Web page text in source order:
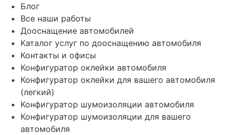
Блог
Все наши работы
Дооснащение автомобилей
Каталог услуг по дооснащению автомобиля
Контакты и офисы
Конфигуратор оклейки автомобиля
Конфигуратор оклейки для вашего автомобиля
(легкий)
Конфигуратор шумоизоляции автомобиля
Конфигуратор шумоизоляции для вашего
автомобиля